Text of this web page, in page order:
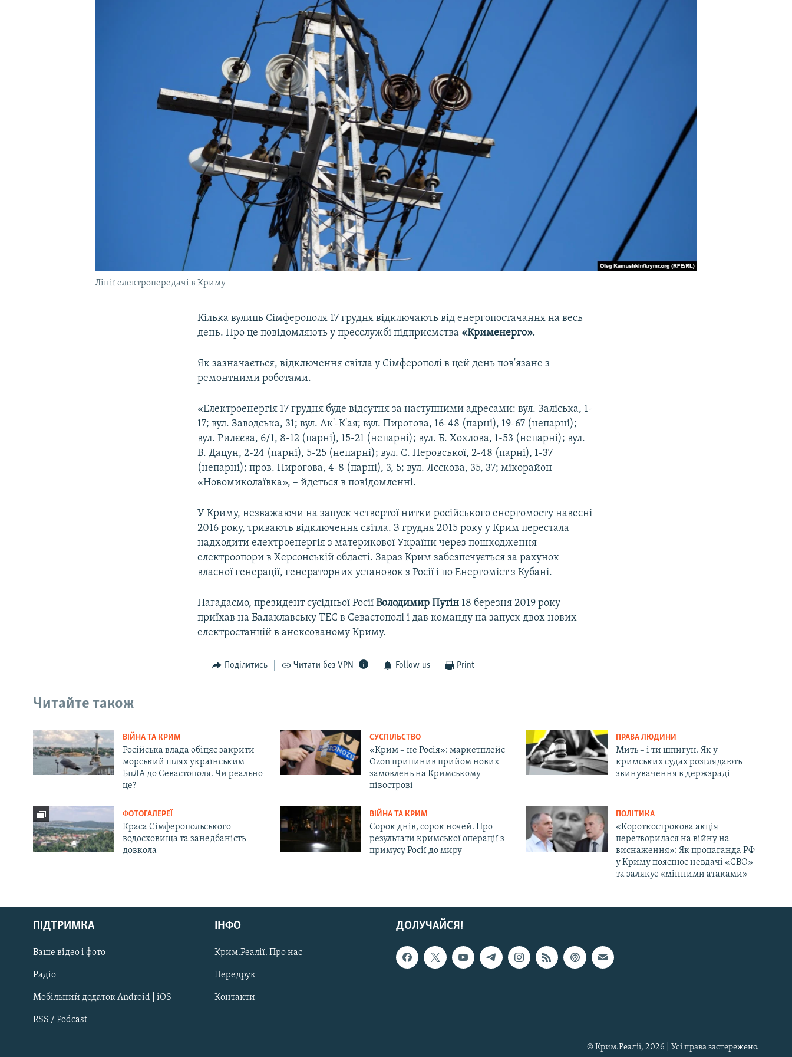
Русский
Qırımtatar
ДОЛУЧАЙСЯ!
Лінії електропередачі в Криму
Кілька вулиць Сімферополя 17 грудня відключають від енергопостачання на весь
день. Про це повідомляють у пресслужбі підприємства «Крименерго».
Як зазначається, відключення світла у Сімферополі в цей день пов'язане з
ремонтними роботами.
«Електроенергія 17 грудня буде відсутня за наступними адресами: вул. Заліська, 1-
17; вул. Заводська, 31; вул. Ак'-К'ая; вул. Пирогова, 16-48 (парні), 19-67 (непарні);
вул. Рилєєва, 6/1, 8-12 (парні), 15-21 (непарні); вул. Б. Хохлова, 1-53 (непарні); вул.
В. Дацун, 2-24 (парні), 5-25 (непарні); вул. С. Перовської, 2-48 (парні), 1-37
(непарні); пров. Пирогова, 4-8 (парні), 3, 5; вул. Лєскова, 35, 37; мікорайон
«Новомиколаївка», – йдеться в повідомленні.
У Криму, незважаючи на запуск четвертої нитки російського енергомосту навесні
2016 року, тривають відключення світла. З грудня 2015 року у Крим перестала
надходити електроенергія з материкової України через пошкодження
електроопори в Херсонській області. Зараз Крим забезпечується за рахунок
власної генерації, генераторних установок з Росії і по Енергоміст з Кубані.
Нагадаємо, президент сусідньої РосіїВолодимир Путін 18 березня 2019 року
приїхав на Балаклавську ТЕС в Севастополі і дав команду на запуск двох нових
електростанцій в анексованому Криму.
Поділитись Читати без VPN Follow us Print
Читайте також
ВІЙНА ТА КРИМ
Російська влада обіцяє закрити
морський шлях українським
БпЛА до Севастополя. Чи реально
це?
СУСПІЛЬСТВО
«Крим – не Росія»: маркетплейс
Ozon припинив прийом нових
замовлень на Кримському
півострові
ПРАВА ЛЮДИНИ
Мить – і ти шпигун. Як у
кримських судах розглядають
звинувачення в держзраді
ФОТОГАЛЕРЕЇ
Краса Сімферопольського
водосховища та занедбаність
довкола
ВІЙНА ТА КРИМ
Сорок днів, сорок ночей. Про
результати кримської операції з
примусу Росії до миру
ПОЛІТИКА
«Короткострокова акція
перетворилася на війну на
виснаження»: Як пропаганда РФ
у Криму пояснює невдачі «СВО»
та залякує «мінними атаками»
ДОЛУЧАЙСЯ!
ПІДТРИМКА
Ваше відео і фото
Радіо
Мобільний додаток Android | iOS
RSS / Podcast
ІНФО
Крим.Реалії. Про нас
Передрук
Контакти
© Крим.Реалії, 2026 | Усі права застережено.